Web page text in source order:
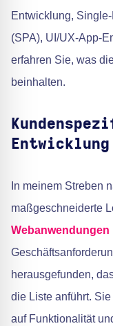
Entwicklung,
(SPA), UI/UX-App-
erfahren Sie, was
beinhalten.
Entwicklung
In meinem Streben
maßgeschneiderte
Webanwendungen
herausgefunden,
die Liste anführt.
auf Funktionalität